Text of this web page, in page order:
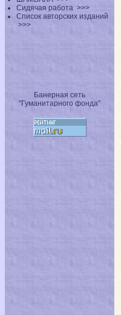
Сидячая работа >>>
Список авторских изданий
>>>
Банерная сеть
"Гуманитарного фонда"